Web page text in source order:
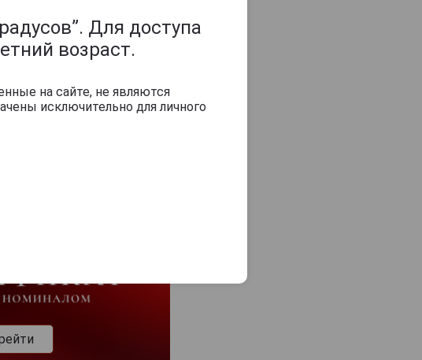
0из 2000 знаков
Для доступа
возраст.
на сайте, не являются
исключительно для личного